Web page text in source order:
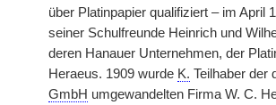
über Platinpapier qualifiziert – im April
seiner Schulfreunde Heinrich und
deren Hanauer Unternehmen, der
Heraeus. 1909 wurde K. Teilhaber der
GmbH umgewandelten Firma W. C.